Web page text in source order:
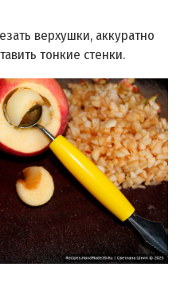
верхушки, аккуратно
тонкие стенки.